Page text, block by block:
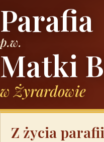
Parafia
p.w.
Matki
w Żyrardowie
Z życia parafii